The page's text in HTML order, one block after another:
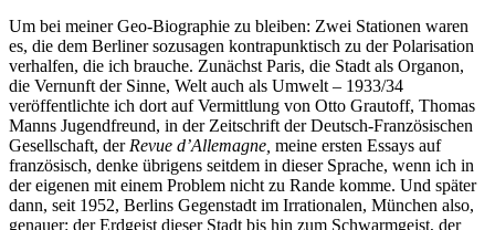
Um bei meiner Geo-Biographie zu bleiben: Zwei Stationen waren
es, die dem Berliner sozusagen kontrapunktisch zu der Polarisation
verhalfen, die ich brauche. Zunächst Paris, die Stadt als Organon,
die Vernunft der Sinne, Welt auch als Umwelt – 1933/34
veröffentlichte ich dort auf Vermittlung von Otto Grautoff, Thomas
Manns Jugendfreund, in der Zeitschrift der Deutsch-Französischen
Gesellschaft, der Revue d’Allemagne, meine ersten Essays auf
französisch, denke übrigens seitdem in dieser Sprache, wenn ich in
der eigenen mit einem Problem nicht zu Rande komme. Und später
dann, seit 1952, Berlins Gegenstadt im Irrationalen, München also,
genauer: der Erdgeist dieser Stadt bis hin zum Schwarmgeist, der